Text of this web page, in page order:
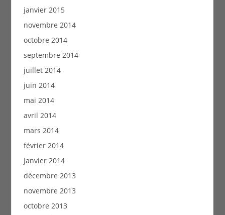
janvier 2015
novembre 2014
octobre 2014
septembre 2014
juillet 2014
juin 2014
mai 2014
avril 2014
mars 2014
février 2014
janvier 2014
décembre 2013
novembre 2013
octobre 2013